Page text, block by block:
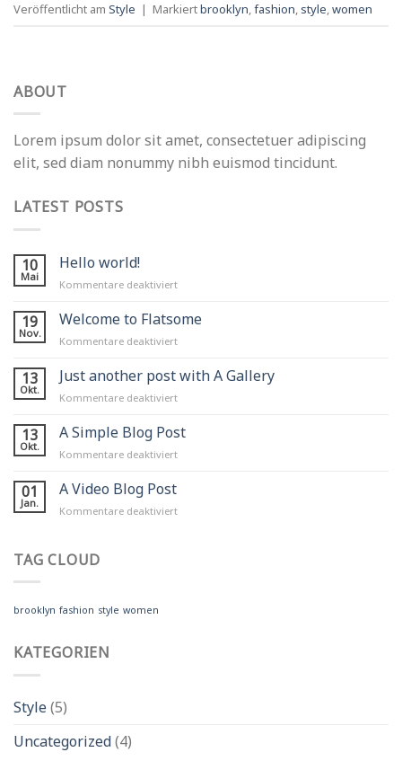
Veröffentlicht am Style | Markiertbrooklyn,fashion, style,women
ABOUT
Lorem ipsum dolor sit amet, consectetuer adipiscing
elit, sed diam nonummy nibh euismod tincidunt.
LATEST POSTS
10
Mai
Hello world!
Kommentare deaktiviertfür
world!
19
Nov.
Welcome to Flatsome
Kommentare deaktiviertfür
to
13
Okt.
Just another post with A Gallery
Kommentare deaktiviertfür
another
with
13
Okt.
A Simple Blog Post
Kommentare deaktiviertfür
Post
01
Jan.
A Video Blog Post
Kommentare deaktiviertfür
TAG CLOUD
brooklyn fashion style women
KATEGORIEN
Style(5)
Uncategorized(4)